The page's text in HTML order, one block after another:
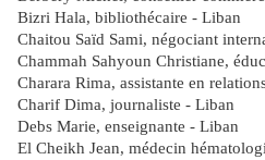
Bizri Hala, bibliothécaire - Liban
Chaitou Saïd Sami, négociant
Chammah Sahyoun Christiane,
Charara Rima, assistante en
Charif Dima, journaliste - Liban
Debs Marie, enseignante - Liban
El Cheikh Jean, médecin